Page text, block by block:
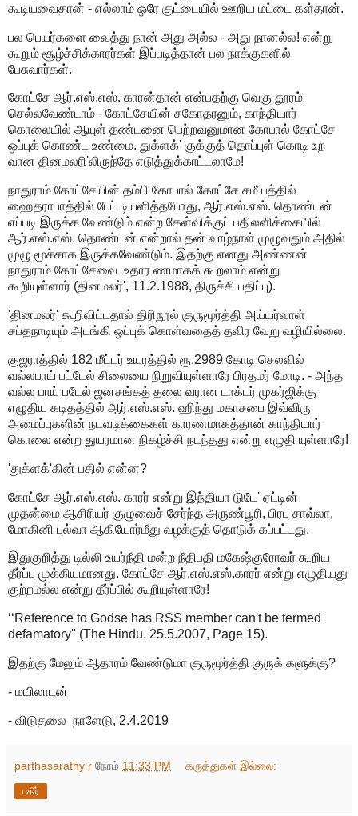
கூடியவைதான் - எல்லாம் ஒரே குட்டையில் ஊறிய மட்டை கள்தான்.
பல பெயர்களை வைத்து நான் அது அல்ல - அது நானல்ல! என்று
கூறும் சூழ்ச்சிக்காரர்கள் இப்படித்தான் பல நாக்குகளில்
பேசுவார்கள்.
கோட்சே ஆர்.எஸ்.எஸ். காரன்தான் என்பதற்கு வெகு தூரம்
செல்லவேண்டாம் - கோட்சேயின் சகோதரனும், காந்தியார்
கொலையில் ஆயுள் தண்டனை பெற்றவனுமான கோபால் கோட்சே
ஒப்புக் கொண்ட உண்மை. துக்ளக்' குக்குத் தொப்புள் கொடி உற
வான தினமலரி'லிருந்தே எடுத்துக்காட்டலாமே!
நாதுராம் கோட்சேயின் தம்பி கோபால் கோட்சே சமீ பத்தில்
ஹைதராபாத்தில் பேட் டியளித்தபோது, ஆர்.எஸ்.எஸ். தொண்டன்
எப்படி இருக்க வேண்டும் என்ற கேள்விக்குப் பதிலளிக்கையில்
ஆர்.எஸ்.எஸ். தொண்டன் என்றால் தன் வாழ்நாள் முழுவதும் அதில்
முழு மூச்சாக இருக்கவேண்டும். இதற்கு எனது அண்ணன்
நாதுராம் கோட்சேவை உதார ணமாகக் கூறலாம் என்று
கூறியுள்ளார் (தினமலர்', 11.2.1988, திருச்சி பதிப்பு).
'தினமலர்' கூறிவிட்டதால் திரிநூல் குருமூர்த்தி அய்யர்வாள்
சப்தநாடியும் அடங்கி ஒப்புக் கொள்வதைத் தவிர வேறு வழியில்லை.
குஜராத்தில் 182 மீட்டர் உயரத்தில் ரூ.2989 கோடி செலவில்
வல்லபாய் பட்டேல் சிலையை நிறுவியுள்ளாரே பிரதமர் மோடி. - அந்த
வல்ல பாய் படேல் ஜனசங்கத் தலை வரான டாக்டர் முகர்ஜிக்கு
எழுதிய கடிதத்தில் ஆர்.எஸ்.எஸ். ஹிந்து மகாசபை இவ்விரு
அமைப்புகளின் நடவடிக்கைகள் காரணமாகத்தான் காந்தியார்
கொலை என்ற துயரமான நிகழ்ச்சி நடந்தது என்று எழுதி யுள்ளாரே!
'துக்ளக்'கின் பதில் என்ன?
கோட்சே ஆர்.எஸ்.எஸ். காரர் என்று இந்தியா டுடே' ஏட்டின்
முதன்மை ஆசிரியர் குழுவைச் சேர்ந்த அருண்பூரி, பிரபு சாவ்லா,
மோகினி புல்வா ஆகியோர்மீது வழக்குத் தொடுக் கப்பட்டது.
இதுகுறித்து டில்லி உயர்நீதி மன்ற நீதிபதி மகேஷ்குரோவர் கூறிய
தீர்ப்பு முக்கியமானது. கோட்சே ஆர்.எஸ்.எஸ்.காரர் என்று எழுதியது
குற்றமல்ல என்று தீர்ப்பில் கூறியுள்ளாரே!
‘‘Reference to Godse has RSS member can't be termed
defamatory'' (The Hindu, 25.5.2007, Page 15).
இதற்கு மேலும் ஆதாரம் வேண்டுமா குருமூர்த்தி குருக் களுக்கு?
- மயிலாடன்
- விடுதலை நாளேடு, 2.4.2019
parthasarathy r நேரம் 11:33 PM கருத்துகள் இல்லை:
பகிர்